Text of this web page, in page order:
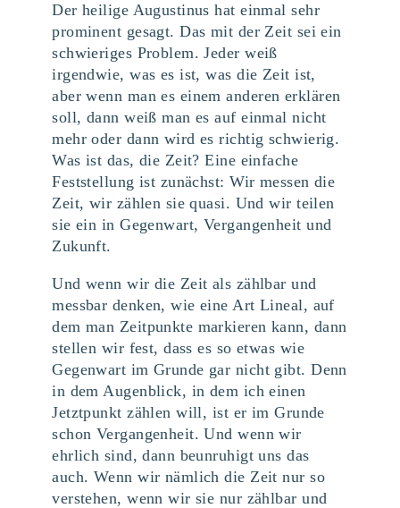
Der heilige Augustinus hat einmal sehr
prominent gesagt. Das mit der Zeit sei ein
schwieriges Problem. Jeder weiß
irgendwie, was es ist, was die Zeit ist,
aber wenn man es einem anderen erklären
soll, dann weiß man es auf einmal nicht
mehr oder dann wird es richtig schwierig.
Was ist das, die Zeit? Eine einfache
Feststellung ist zunächst: Wir messen die
Zeit, wir zählen sie quasi. Und wir teilen
sie ein in Gegenwart, Vergangenheit und
Zukunft.
Und wenn wir die Zeit als zählbar und
messbar denken, wie eine Art Lineal, auf
dem man Zeitpunkte markieren kann, dann
stellen wir fest, dass es so etwas wie
Gegenwart im Grunde gar nicht gibt. Denn
in dem Augenblick, in dem ich einen
Jetztpunkt zählen will, ist er im Grunde
schon Vergangenheit. Und wenn wir
ehrlich sind, dann beunruhigt uns das
auch. Wenn wir nämlich die Zeit nur so
verstehen, wenn wir sie nur zählbar und